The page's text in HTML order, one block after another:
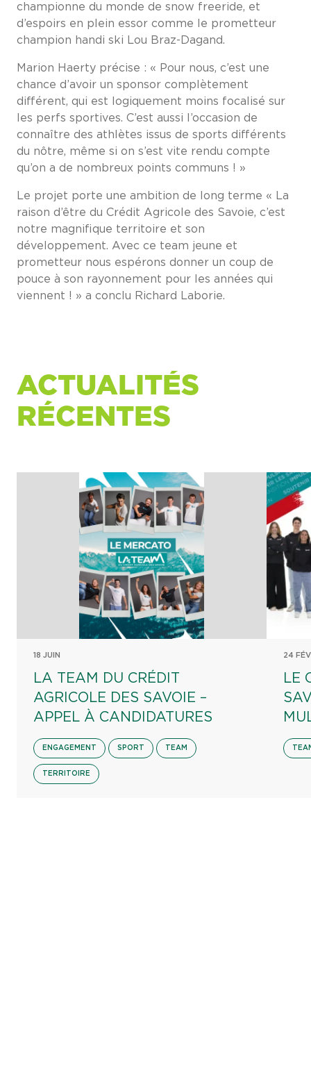
championne du monde de snow freeride, et
d’espoirs en plein essor comme le prometteur
champion handi ski Lou Braz-Dagand.
Marion Haerty précise : « Pour nous, c’est une
chance d’avoir un sponsor complètement
différent, qui est logiquement moins focalisé sur
les perfs sportives. C’est aussi l’occasion de
connaître des athlètes issus de sports différents
du nôtre, même si on s’est vite rendu compte
qu’on a de nombreux points communs ! »
Le projet porte une ambition de long terme « La
raison d’être du Crédit Agricole des Savoie, c’est
notre magnifique territoire et son
développement. Avec ce team jeune et
prometteur nous espérons donner un coup de
pouce à son rayonnement pour les années qui
viennent ! » a conclu Richard Laborie.
ACTUALITÉS
RÉCENTES
18 JUIN
LA TEAM DU CRÉDIT
AGRICOLE DES SAVOIE –
APPEL À CANDIDATURES
ENGAGEMENT SPORT TEAM
TERRITOIRE
24
LE